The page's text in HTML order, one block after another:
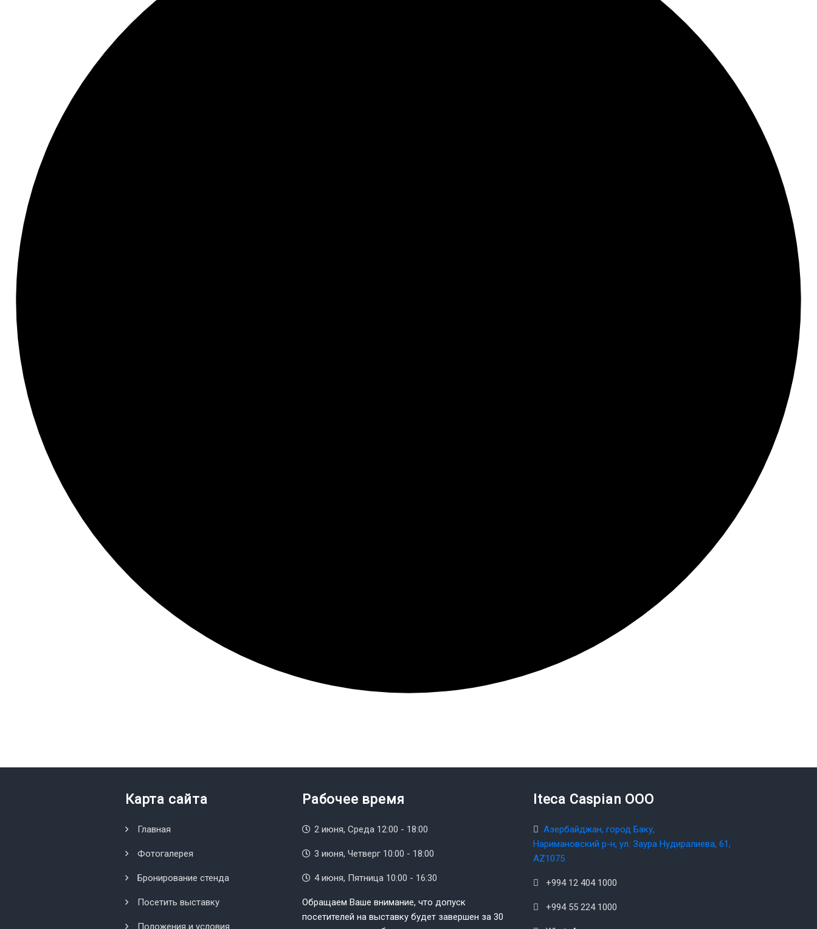
Карта сайта
Главная
Фотогалерея
Бронирование стенда
Посетить выставку
Положения и условия
Рабочее время
2 июня, Среда 12:00 - 18:00
3 июня, Четверг 10:00 - 18:00
4 июня, Пятница 10:00 - 16:30
Обращаем Ваше внимание, что допуск
посетителей на выставку будет завершен за 30
Iteca Caspian OOO
Азербайджан, город Баку,
Наримановский р-н, ул. Заура Нудиралиева, 61,
AZ1075
+994 12 404 1000
+994 55 224 1000